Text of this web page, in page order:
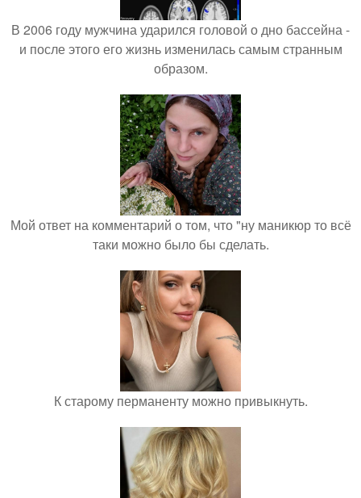
В 2006 году мужчина ударился головой о дно бассейна -
и после этого его жизнь изменилась самым странным
образом.
Мой ответ на комментарий о том, что "ну маникюр то всё
таки можно было бы сделать.
К старому перманенту можно привыкнуть.